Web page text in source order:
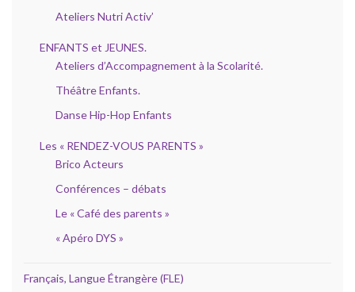
Ateliers Nutri Activ’
ENFANTS et JEUNES.
Ateliers d’Accompagnement à la Scolarité.
Théâtre Enfants.
Danse Hip-Hop Enfants
Les « RENDEZ-VOUS PARENTS »
Brico Acteurs
Conférences – débats
Le « Café des parents »
« Apéro DYS »
Français, Langue Étrangère (FLE)